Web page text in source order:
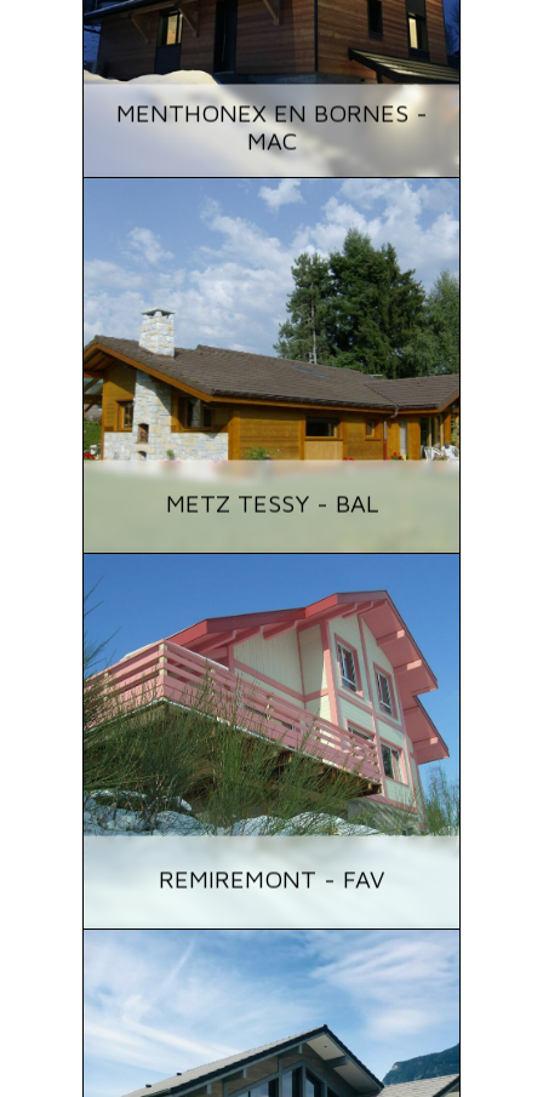
MENTHONEX EN BORNES -
MAC
METZ TESSY - BAL
REMIREMONT - FAV